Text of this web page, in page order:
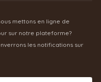
mettons en ligne de
sur notre plateforme?
les notifications sur